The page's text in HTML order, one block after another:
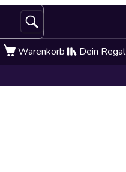
Warenkorb Dein Regal